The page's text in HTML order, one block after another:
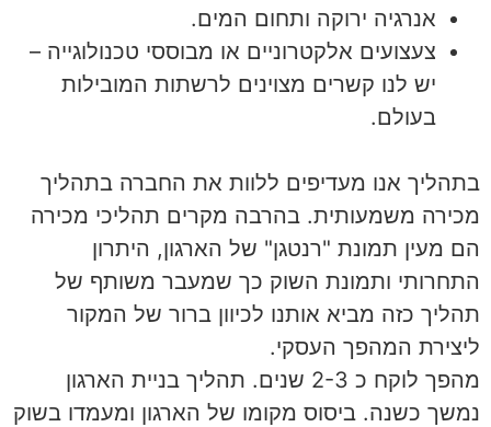
אנרגיה ירוקה ותחום המים.
צעצועים אלקטרוניים או מבוססי טכנולוגייה –
יש לנו קשרים מצוינים לרשתות המובילות
בעולם.
בתהליך אנו מעדיפים ללוות את החברה בתהליך
מכירה משמעותית. בהרבה מקרים תהליכי מכירה
הם מעין תמונת "רנטגן" של הארגון, היתרון
התחרותי ותמונת השוק כך שמעבר משותף של
תהליך כזה מביא אותנו לכיוון ברור של המקור
ליצירת המהפך העסקי.
מהפך לוקח כ 2-3 שנים. תהליך בניית הארגון
נמשך כשנה. ביסוס מקומו של הארגון ומעמדו בשוק